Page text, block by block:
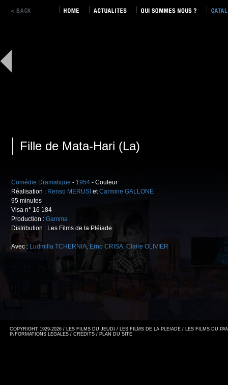
Fille de Mata-Hari (La)
Comédie Dramatique - 1954 - Couleur
Réalisation : Renso MERUSI etCarmine GALLONE
95 minutes
Visa n° 16 184
Production : Gamma
Distribution : Les Films de la Pléiade
Avec : Ludmilla TCHERNIA, Erno CRISA, Claire OLIVIER
COPYRIGHT 1929-2026 / LES FILMS DU JEUDI / LES FILMS DE LA PLEIADE / LES FILMS DU
INFORMATIONS LEGALES / CREDITS / PLAN DU SITE